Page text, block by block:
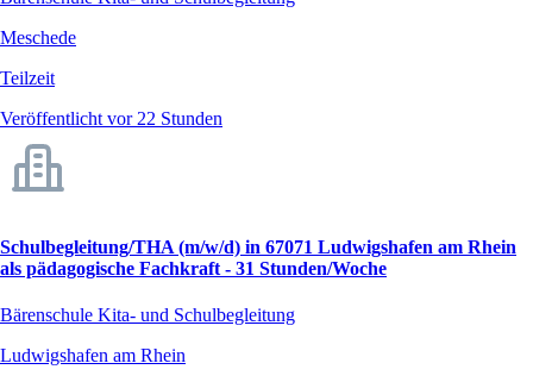
Meschede
Teilzeit
Veröffentlicht vor 22 Stunden
Schulbegleitung/THA (m/w/d) in 67071 Ludwigshafen am Rhein
als pädagogische Fachkraft - 31 Stunden/Woche
Bärenschule Kita- und Schulbegleitung
Ludwigshafen am Rhein